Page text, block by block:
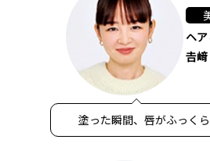
ヘ
𠮷
塗った瞬間、唇がふっく